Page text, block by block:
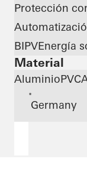
Protección
BIPVEnergía
Material
AluminioPVC
*